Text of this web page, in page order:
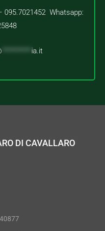
095.7021452 Whatsapp:
ia.it
DI CAVALLARO